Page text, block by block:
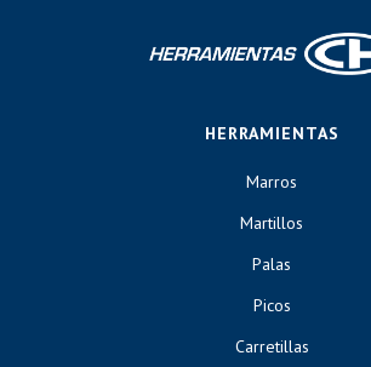
HERRAMIENTAS
Marros
Martillos
Palas
Picos
Carretillas